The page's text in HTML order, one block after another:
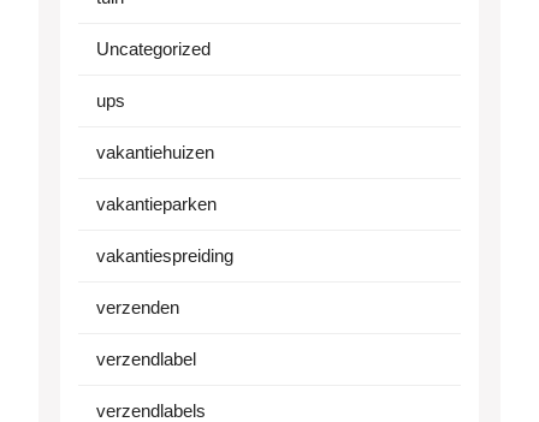
Uncategorized
ups
vakantiehuizen
vakantieparken
vakantiespreiding
verzenden
verzendlabel
verzendlabels